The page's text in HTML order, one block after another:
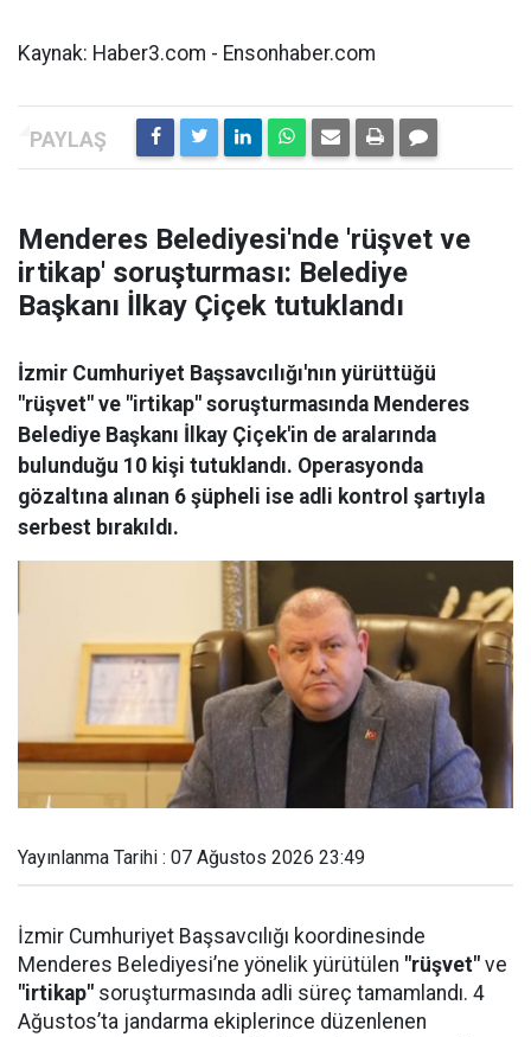
Kaynak: Haber3.com - Ensonhaber.com
Menderes Belediyesi'nde 'rüşvet ve
irtikap' soruşturması: Belediye
Başkanı İlkay Çiçek tutuklandı
İzmir Cumhuriyet Başsavcılığı'nın yürüttüğü
"rüşvet" ve "irtikap" soruşturmasında Menderes
Belediye Başkanı İlkay Çiçek'in de aralarında
bulunduğu 10 kişi tutuklandı. Operasyonda
gözaltına alınan 6 şüpheli ise adli kontrol şartıyla
serbest bırakıldı.
Yayınlanma Tarihi : 07 Ağustos 2026 23:49
İzmir Cumhuriyet Başsavcılığı koordinesinde
Menderes Belediyesi’ne yönelik yürütülen "rüşvet" ve
"irtikap" soruşturmasında adli süreç tamamlandı. 4
Ağustos’ta jandarma ekiplerince düzenlenen